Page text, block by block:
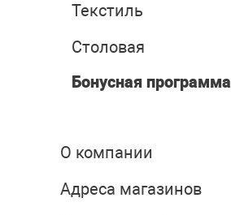
Текстиль
Столовая
Бонусная программа
О компании
Адреса магазинов